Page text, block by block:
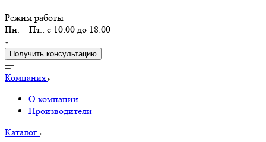
Режим работы
Пн. – Пт.: с 10:00 до 18:00
Получить консультацию
Компания
О компании
Производители
Каталог